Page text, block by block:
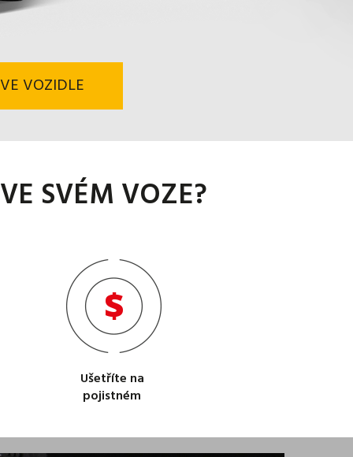
VOZIDLE
SVÉM VOZE?
Ušetříte na
pojistném